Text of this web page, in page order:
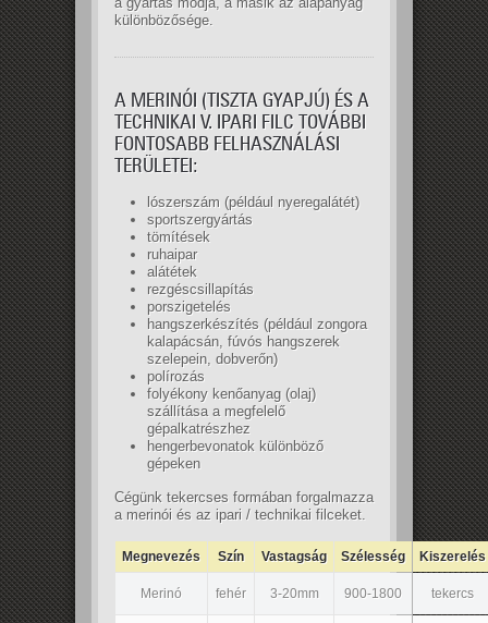
különbözősége.
A MERINÓI (TISZTA GYAPJÚ) ÉS A
TECHNIKAI V. IPARI FILC TOVÁBBI
FONTOSABB FELHASZNÁLÁSI
TERÜLETEI:
lószerszám (például nyeregalátét)
sportszergyártás
tömítések
ruhaipar
alátétek
rezgéscsillapítás
porszigetelés
hangszerkészítés (például zongora
kalapácsán, fúvós hangszerek
szelepein, dobverőn)
polírozás
folyékony kenőanyag (olaj)
szállítása a megfelelő
gépalkatrészhez
hengerbevonatok különböző
gépeken
Cégünk tekercses formában forgalmazza
a merinói és az ipari / technikai filceket.
Megnevezés Szín Vastagság Szélesség Kiszerelés
Merinó fehér 3-20mm 900-1800 tekercs